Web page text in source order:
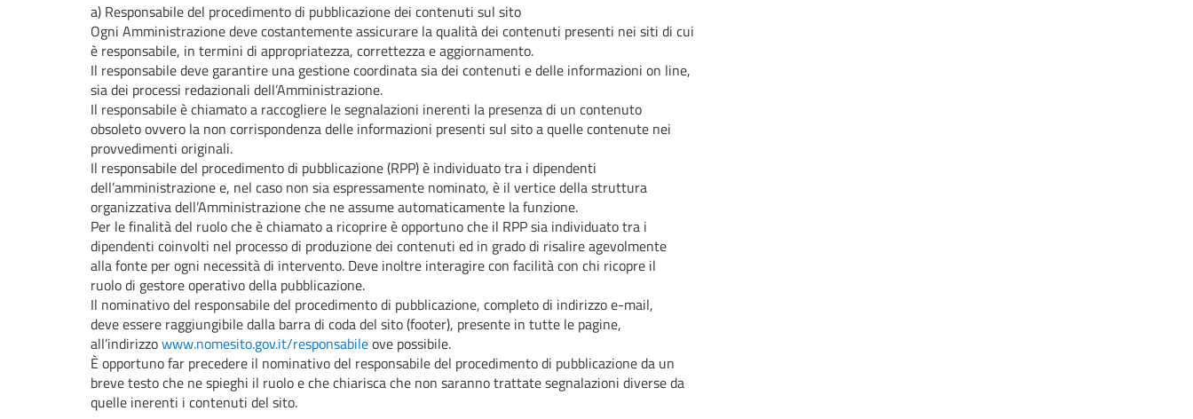
a) Responsabile del procedimento di pubblicazione dei contenuti sul sito
Ogni Amministrazione deve costantemente assicurare la qualità dei contenuti presenti nei siti di cui
è responsabile, in termini di appropriatezza, correttezza e aggiornamento.
Il responsabile deve garantire una gestione coordinata sia dei contenuti e delle informazioni on line,
sia dei processi redazionali dell’Amministrazione.
Il responsabile è chiamato a raccogliere le segnalazioni inerenti la presenza di un contenuto
obsoleto ovvero la non corrispondenza delle informazioni presenti sul sito a quelle contenute nei
provvedimenti originali.
Il responsabile del procedimento di pubblicazione (RPP) è individuato tra i dipendenti
dell’amministrazione e, nel caso non sia espressamente nominato, è il vertice della struttura
organizzativa dell’Amministrazione che ne assume automaticamente la funzione.
Per le finalità del ruolo che è chiamato a ricoprire è opportuno che il RPP sia individuato tra i
dipendenti coinvolti nel processo di produzione dei contenuti ed in grado di risalire agevolmente
alla fonte per ogni necessità di intervento. Deve inoltre interagire con facilità con chi ricopre il
ruolo di gestore operativo della pubblicazione.
Il nominativo del responsabile del procedimento di pubblicazione, completo di indirizzo e-mail,
deve essere raggiungibile dalla barra di coda del sito (footer), presente in tutte le pagine,
all’indirizzowww.nomesito.gov.it/responsabileove possibile.
È opportuno far precedere il nominativo del responsabile del procedimento di pubblicazione da un
breve testo che ne spieghi il ruolo e che chiarisca che non saranno trattate segnalazioni diverse da
quelle inerenti i contenuti del sito.